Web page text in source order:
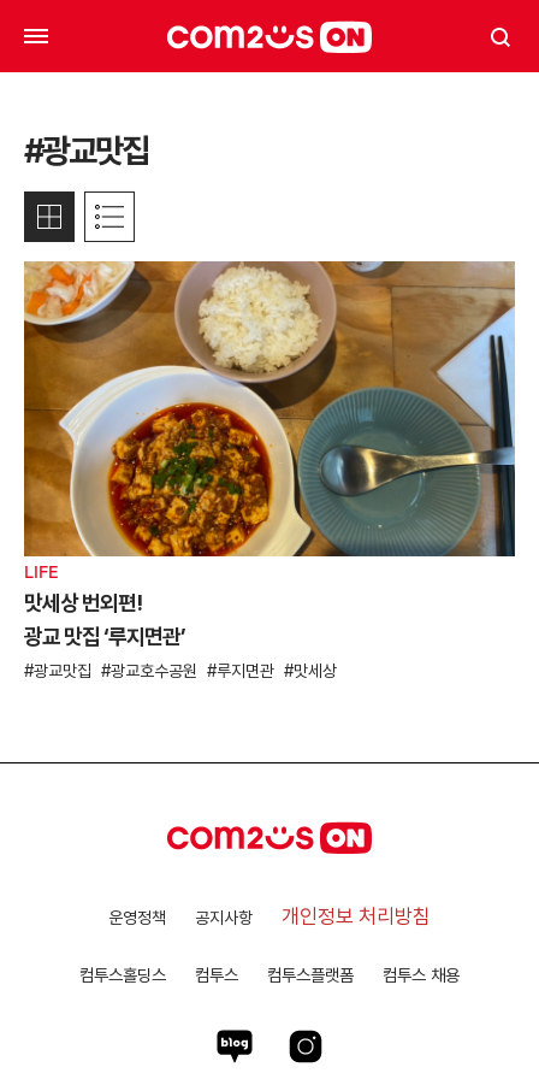
#광교맛집
LIFE
맛세상 번외편!
광교 맛집 ‘루지면관’
광교맛집 광교호수공원 루지면관 맛세상
운영정책 공지사항 개인정보 처리방침
컴투스홀딩스 컴투스 컴투스플랫폼 컴투스 채용